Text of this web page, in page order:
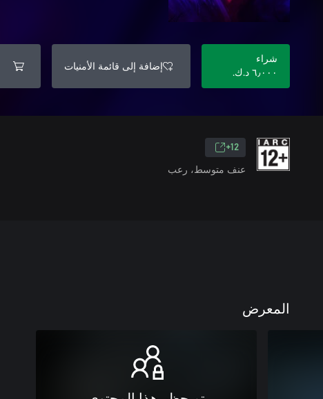
شراء
٦٫٠٠٠ د.ك.‏
إضافة إلى قائمة الأمنيات
12+
عنف متوسط، رعب
المعرض